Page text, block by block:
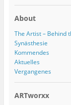
About
The Artist – Behind
Synästhesie
Kommendes
Aktuelles
Vergangenes
ARTworxx